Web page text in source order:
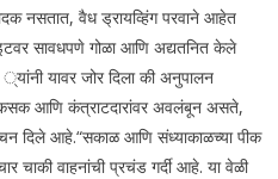
नसतात, वैध ड्रायव्हिंग परवाने आहेत
सावधपणे गोळा आणि अद्यतनित केले
यावर जोर दिला की अनुपालन
आणि कंत्राटदारांवर अवलंबून असते,
दिले आहे.“सकाळ आणि संध्याकाळच्या पीक
चाकी वाहनांची प्रचंड गर्दी आहे. या वेळी